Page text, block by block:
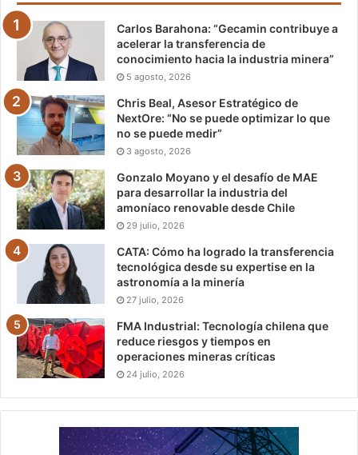
Carlos Barahona: “Gecamin contribuye a
acelerar la transferencia de
conocimiento hacia la industria minera”
5 agosto, 2026
Chris Beal, Asesor Estratégico de
NextOre: “No se puede optimizar lo que
no se puede medir”
3 agosto, 2026
Gonzalo Moyano y el desafío de MAE
para desarrollar la industria del
amoníaco renovable desde Chile
29 julio, 2026
CATA: Cómo ha logrado la transferencia
tecnológica desde su expertise en la
astronomía a la minería
27 julio, 2026
FMA Industrial: Tecnología chilena que
reduce riesgos y tiempos en
operaciones mineras críticas
24 julio, 2026